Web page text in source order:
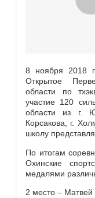
8 ноября 2018
Открытое
области по
участие 120
области из г.
Корсакова, г.
школу
По итогам
Охинские
медалями
2 место – Матвей